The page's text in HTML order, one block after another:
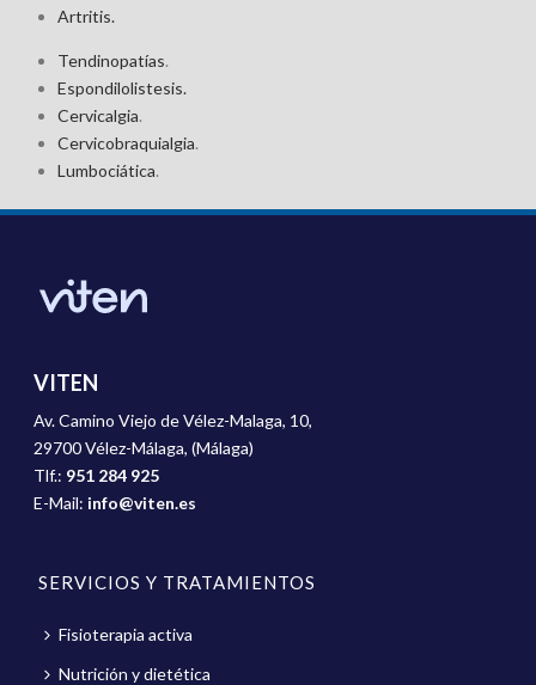
Artritis.
Tendinopatías.
Espondilolistesis.
Cervicalgia.
Cervicobraquialgia.
Lumbociática.
VITEN
Av. Camino Viejo de Vélez-Malaga, 10,
29700 Vélez-Málaga, (Málaga)
Tlf.: 951 284 925
E-Mail: info@viten.es
SERVICIOS Y TRATAMIENTOS
Fisioterapia activa
Nutrición y dietética